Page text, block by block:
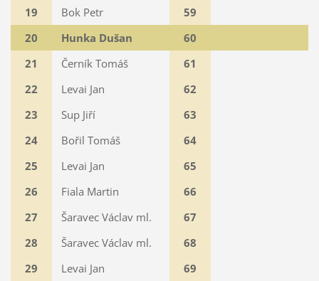
19
Bok Petr
59
20
Hunka Dušan
60
21
Černík Tomáš
61
22
Levai Jan
62
23
Sup Jiří
63
24
Bořil Tomáš
64
25
Levai Jan
65
26
Fiala Martin
66
27
Šaravec Václav ml.
67
28
Šaravec Václav ml.
68
29
Levai Jan
69